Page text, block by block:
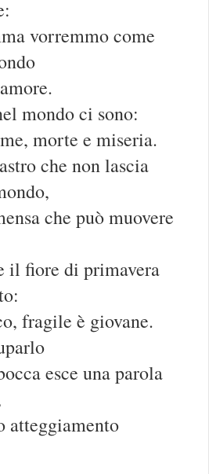
vorremmo come
mondo ci sono:
morte e miseria.
che non lascia
che può muovere
il fiore di primavera
fragile è giovane.
esce una parola
atteggiamento